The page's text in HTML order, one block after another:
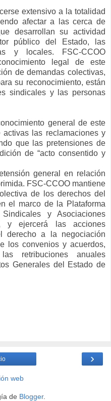
extensivo a la totalidad
afectar a las cerca de
desarrollan su actividad
público del Estado, las
y locales. FSC-CCOO
legal de este
de demandas colectivas,
su reconocimiento, están
sindicales y las personas
general de este
activas las reclamaciones y
que las pretensiones de
de “acto consentido y
general en relación
FSC-CCOO mantiene
de los derechos del
el marco de la Plataforma
y Asociaciones
y ejercerá las acciones
derecho a la negociación
los convenios y acuerdos,
retribuciones anuales
Generales del Estado de
›
web
de Blogger.